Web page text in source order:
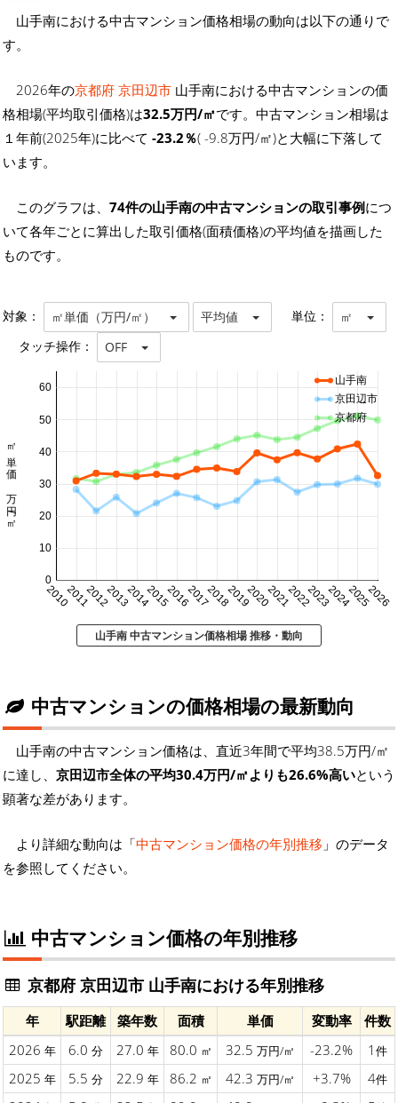
山手南における中古マンション価格相場の動向は以下の通りで
す。
2026年の京都府 京田辺市 山手南における中古マンションの価
格相場(平均取引価格)は32.5万円/㎡です。中古マンション相場は
１年前(2025年)に比べて -23.2％( -9.8万円/㎡)と大幅に下落して
います。
このグラフは、 74件の山手南の中古マンションの取引事例につ
いて各年ごとに算出した取引価格(面積価格)の平均値を描画した
ものです。
対象： ㎡単価（万円/㎡） 平均値 単位： ㎡
タッチ操作： OFF
20102011201220132014201520162017201820192020202120222023202420252026
0
10
20
30
40
50
60
㎡単価 万円/㎡
山手南
京田辺市
京都府
山手南 中古マンション価格相場 推移・動向
中古マンションの価格相場の最新動向
山手南の中古マンション価格は、直近3年間で平均38.5万円/㎡
に達し、 京田辺市全体の平均30.4万円/㎡よりも26.6%高いという
顕著な差があります。
より詳細な動向は「中古マンション価格の年別推移 」のデータ
を参照してください。
中古マンション価格の年別推移
京都府 京田辺市 山手南における年別推移
年 駅距離 築年数 面積 単価 変動率
件数
2026 年 6.0 分 27.0 年 80.0 ㎡ 32.5 万円/㎡ -23.2% 1 件
2025 年 5.5 分 22.9 年 86.2 ㎡ 42.3 万円/㎡ +3.7% 4件